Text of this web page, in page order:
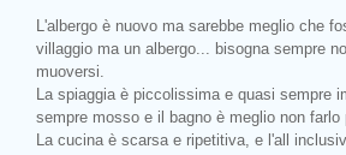
L'albergo è nuovo ma sarebbe meglio che
villaggio ma un albergo... bisogna sempre
muoversi.
La spiaggia è piccolissima e quasi sempre
sempre mosso e il bagno è meglio non farlo
La cucina è scarsa e ripetitiva, e l'all